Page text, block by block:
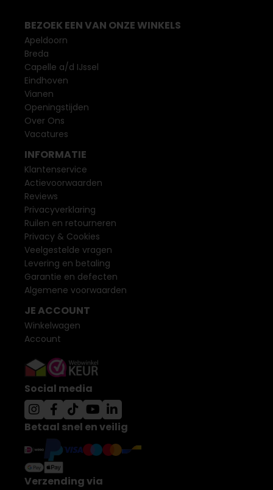
BEZOEK EEN VAN ONZE WINKELS
Apeldoorn
Breda
Capelle a/d IJssel
Eindhoven
Vianen
Openingstijden
Over Ons
Vacatures
INFORMATIE
Klantenservice
Actievoorwaarden
Reviews
Privacyverklaring
Ruilen en retourneren
Privacy & Cookies
Veelgestelde vragen
Levering en betaling
Garantie en defecten
Algemene voorwaarden
JE ACCOUNT
Winkelwagen
Account
Social media
Betaal snel en veilig
Verzending via